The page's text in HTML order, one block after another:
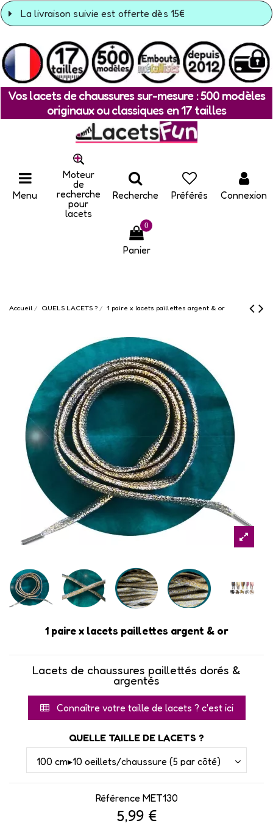
La livraison suivie est offerte dès 15€
Vos lacets de chaussures sur-mesure : 500 modèles
originaux ou classiques en 17 tailles
Menu
Moteur
de
recherche
pour
lacets
Recherche Préférés Connexion
0
Panier
Accueil QUELS LACETS ? 1 paire x lacets paillettes argent & or
1 paire x lacets paillettes argent & or
Lacets de chaussures paillettés dorés &
argentés
Connaître votre taille de lacets ? c'est ici
QUELLE TAILLE DE LACETS ?
Référence MET130
5,99 €